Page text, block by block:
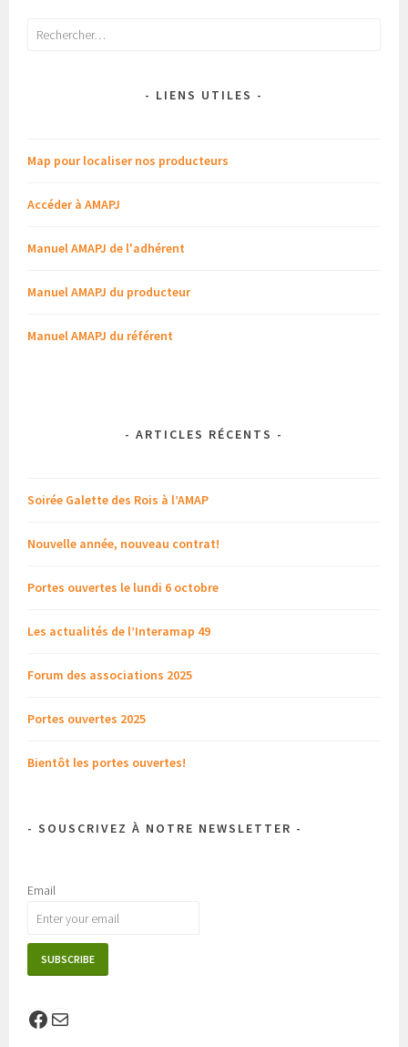
Rechercher :
- LIENS UTILES -
Map pour localiser nos producteurs
Accéder à AMAPJ
Manuel AMAPJ de l'adhérent
Manuel AMAPJ du producteur
Manuel AMAPJ du référent
- ARTICLES RÉCENTS -
Soirée Galette des Rois à l’AMAP
Nouvelle année, nouveau contrat!
Portes ouvertes le lundi 6 octobre
Les actualités de l’Interamap 49
Forum des associations 2025
Portes ouvertes 2025
Bientôt les portes ouvertes!
- SOUSCRIVEZ À NOTRE NEWSLETTER -
Email
Facebook
E-mail